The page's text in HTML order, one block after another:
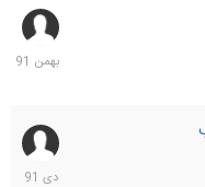
10
بهمن
23
دی